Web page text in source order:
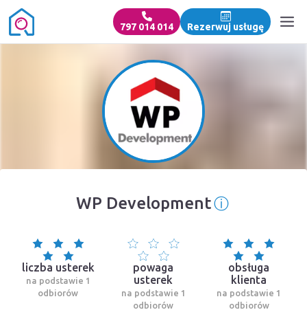
797 014 014 Rezerwuj usługę
WP DevelopmentⓘInformacja
liczba usterek
na podstawie 1
odbiorów
powaga
usterek
na podstawie 1
odbiorów
obsługa
klienta
na podstawie 1
odbiorów